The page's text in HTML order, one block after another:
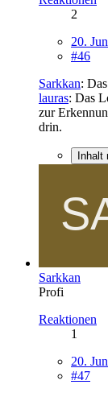
2
20.
#46
Sarkkan:
lauras: Das
zur
drin.
Inhalt
Sarkkan
Profi
Reaktionen
1
20.
#47